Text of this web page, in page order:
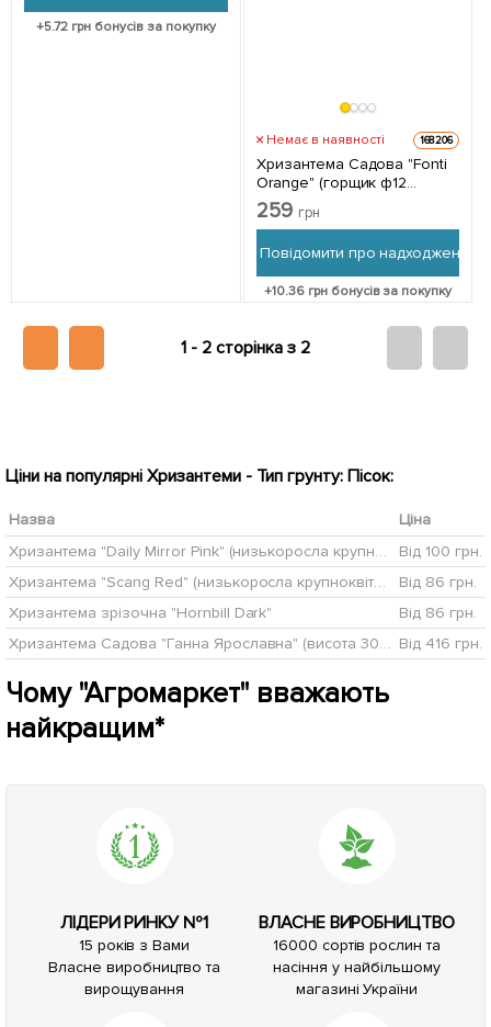
+5.72 грн бонусів за покупку
Немає в наявності 168206
Хризантема Садова "Fonti
Orange" (горщик ф12
висота 20-30см) 1
саджанець в упаковці
259 грн
Повідомити про надходження
+10.36грн бонусів за покупку
1 - 2 сторінка з 2
Ціни на популярні Хризантеми - Тип грунту: Пісок:
Назва
Ціна
Хризантема "Daily Mirror Pink" (низькоросла крупноквіткова)
Від 100 грн.
Хризантема "Scang Red" (низькоросла крупноквіткова)
Від 86 грн.
Хризантема зрізочна "Hornbill Dark"
Від 86 грн.
Хризантема Садова "Ганна Ярославна" (висота 30-50см) Від 416 грн.
Чому "Агромаркет" вважають
найкращим*
ЛІДЕРИ РИНКУ №1
15 років з Вами
Власне виробництво та
вирощування
ВЛАСНЕ ВИРОБНИЦТВО
16000 сортів рослин та
насіння у найбільшому
магазині України